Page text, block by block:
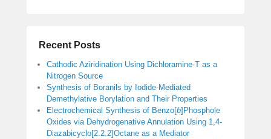
Recent Posts
Cathodic Aziridination Using Dichloramine-T as a
Nitrogen Source
Synthesis of Boranils by Iodide-Mediated
Demethylative Borylation and Their Properties
Electrochemical Synthesis of Benzo[b]Phosphole
Oxides via Dehydrogenative Annulation Using 1,4-
Diazabicyclo[2.2.2]Octane as a Mediator